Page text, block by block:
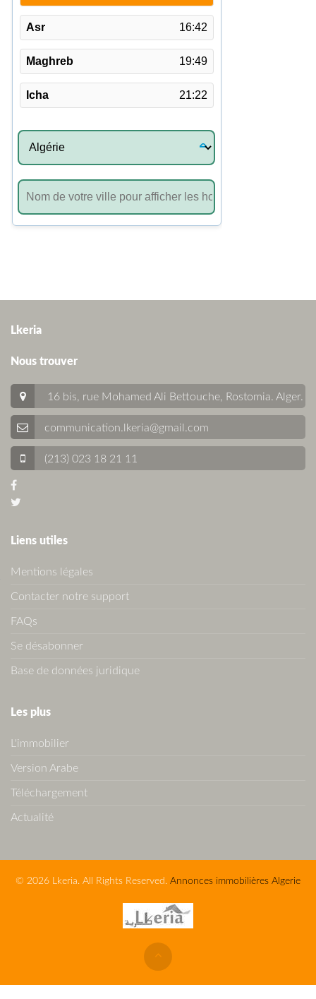
Lkeria
Nous trouver
16 bis, rue Mohamed Ali Bettouche, Rostomia. Alger.
communication.lkeria@gmail.com
(213) 023 18 21 11
Liens utiles
Mentions légales
Contacter notre support
FAQs
Se désabonner
Base de données juridique
Les plus
L'immobilier
Version Arabe
Téléchargement
Actualité
© 2026 Lkeria. All Rights Reserved. Annonces immobilières Algerie